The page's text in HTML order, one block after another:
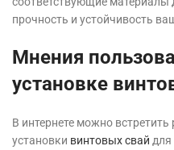
прочность и устойчивость
Мнения
установке
В интернете можно
установки винтовых свай